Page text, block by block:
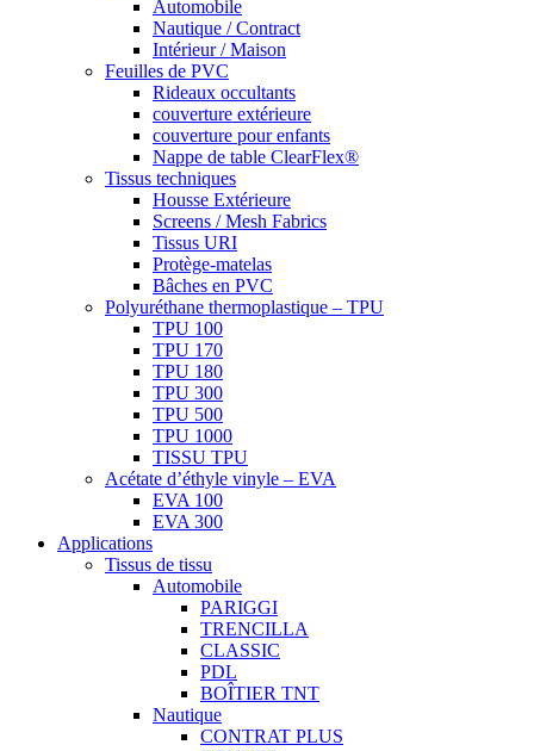
Automobile
Nautique / Contract
Intérieur / Maison
Feuilles de PVC
Rideaux occultants
couverture extérieure
couverture pour enfants
Nappe de table ClearFlex®
Tissus techniques
Housse Extérieure
Screens / Mesh Fabrics
Tissus URI
Protège-matelas
Bâches en PVC
Polyuréthane thermoplastique – TPU
TPU 100
TPU 170
TPU 180
TPU 300
TPU 500
TPU 1000
TISSU TPU
Acétate d’éthyle vinyle – EVA
EVA 100
EVA 300
Applications
Tissus de tissu
Automobile
PARIGGI
TRENCILLA
CLASSIC
PDL
BOÎTIER TNT
Nautique
CONTRAT PLUS